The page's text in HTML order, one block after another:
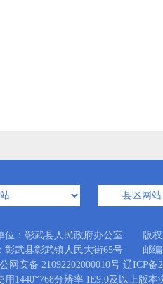
位：彰武县人民政府办公室 版权
彰武县彰武镇人民大街65号 邮
网安备 21092202000010号 辽ICP备
用1440*768分辨率 IE9.0及以上版本